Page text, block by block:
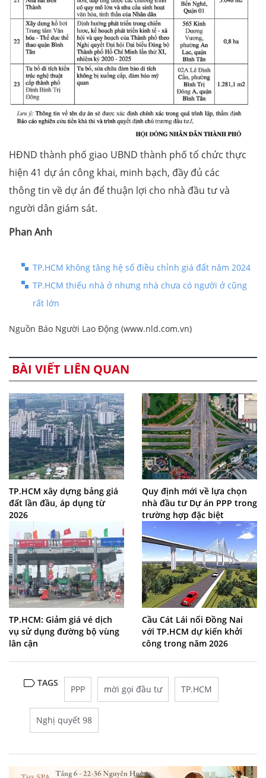
HĐND thành phố giao UBND thành phố tổ chức thực
hiện 41 dự án công khai, minh bạch, đầy đủ các
thông tin về dự án để thuận lợi cho nhà đầu tư và
người dân giám sát.
Phan Anh
TP.HCM không tăng hệ số điều chỉnh giá đất năm 2024
TP.HCM thiếu nhà ở nhưng nhà chưa có người ở cũng
rất lớn
Nguồn Báo Người Lao Động (www.nld.com.vn)
BÀI VIẾT LIÊN QUAN
TP.HCM xây dựng bảng giá
đất lần đầu, áp dụng từ
2026
Quy định mới về lựa chọn
nhà đầu tư Dự án PPP trong
trường hợp đặc biệt
TP.HCM: Giảm giá vé dịch
vụ sử dụng đường bộ vùng
lân cận
Cầu Cát Lái nối Đồng Nai
với TP.HCM dự kiến khởi
công trong năm 2026
TAGS
PPP mời gọi đầu tư TP.HCM
Nghị quyết 98